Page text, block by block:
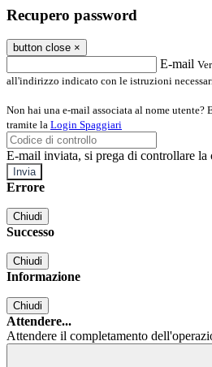
Recupero password
button close ×
E-mail
all'indirizzo indicato con le istruzioni
Non hai una e-mail associata al nome utente?
tramite la Login Spaggiari
E-mail inviata, si prega di controllare la
Errore
Chiudi
Successo
Chiudi
Informazione
Chiudi
Attendere...
Attendere il completamento